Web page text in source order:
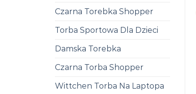
Czarna Torebka Shopper
Torba Sportowa Dla Dzieci
Damska Torebka
Czarna Torba Shopper
Wittchen Torba Na Laptopa